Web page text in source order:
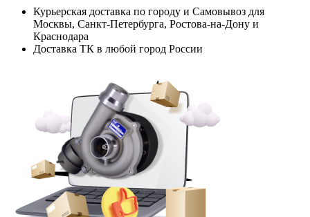
Курьерская доставка по городу и Самовывоз для
Москвы, Санкт-Петербурга, Ростова-на-Дону и
Краснодара
Доставка ТК в любой город России